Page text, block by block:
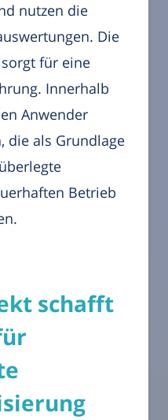
nutzen die
Die
für eine
Innerhalb
Anwender
die als Grundlage
Betrieb
schafft